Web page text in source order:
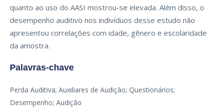
quanto ao uso do AASI mostrou-se elevada. Além disso, o
desempenho auditivo nos indivíduos desse estudo não
apresentou correlações com idade, gênero e escolaridade
da amostra.
Palavras-chave
Perda Auditiva; Auxiliares de Audição; Questionários;
Desempenho; Audição